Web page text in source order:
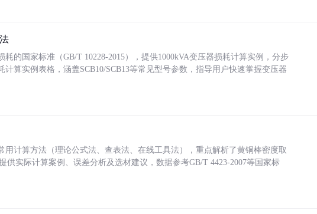
的国家标准（GB/T 10228-2015），提供1000kVA变压器损耗计算实例，分步
算实例表格，涵盖SCB10/SCB13等常见型号参数，指导用户快速掌握变压器
计算方法（理论公式法、查表法、在线工具法），重点解析了黄铜棒密度取
供实际计算案例、误差分析及选材建议，数据参考GB/T 4423-2007等国家标